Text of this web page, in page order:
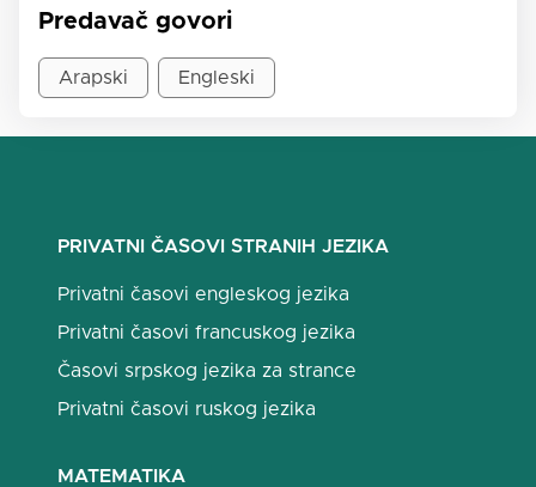
Predavač govori
Arapski Engleski
PRIVATNI ČASOVI STRANIH JEZIKA
Privatni časovi engleskog jezika
Privatni časovi francuskog jezika
Časovi srpskog jezika za strance
Privatni časovi ruskog jezika
MATEMATIKA